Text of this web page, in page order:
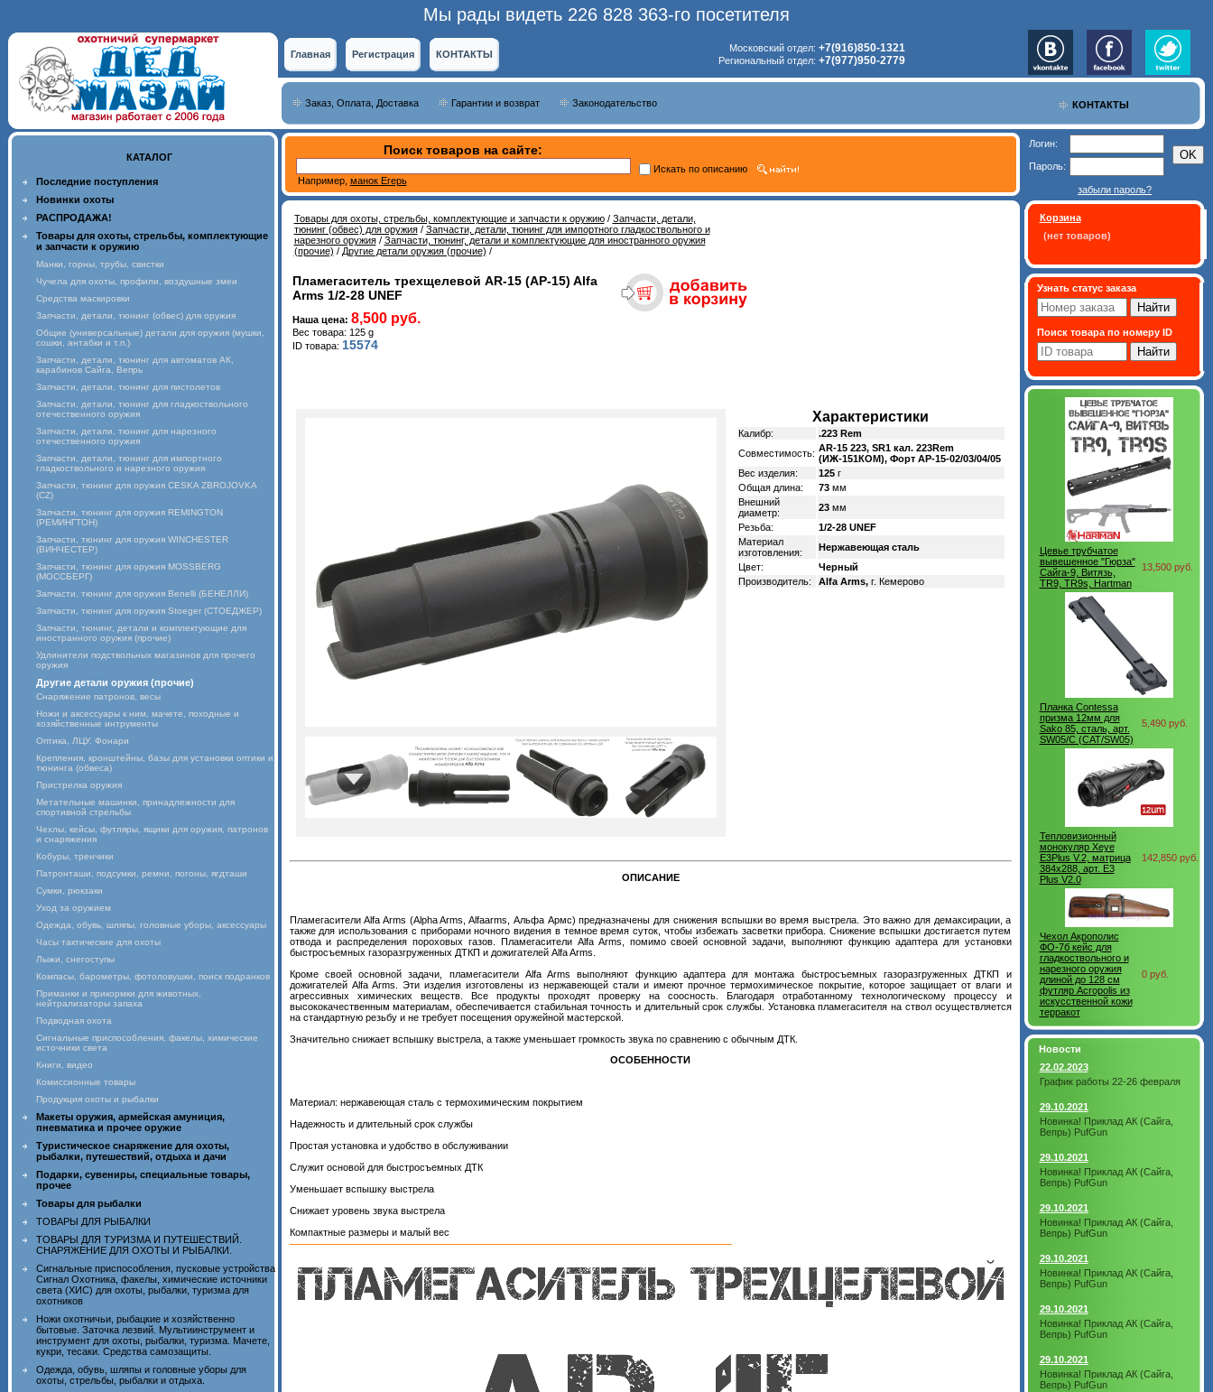
Мы рады видеть 226 828 363-го посетителя
Главная Регистрация КОНТАКТЫ
Московский отдел: +7(916)850-1321
Региональный отдел: +7(977)950-2779
КОНТАКТЫ
Заказ, Оплата, Доставка Гарантии и возврат Законодательство
КАТАЛОГ
Последние поступления
Новинки охоты
РАСПРОДАЖА!
Товары для охоты, стрельбы, комплектующие
и запчасти к оружию
Манки, горны, трубы, свистки
Чучела для охоты, профили, воздушные змеи
Средства маскировки
Запчасти, детали, тюнинг (обвес) для оружия
Общие (универсальные) детали для оружия (мушки,
сошки, антабки и т.п.)
Запчасти, детали, тюнинг для автоматов АК,
карабинов Сайга, Вепрь
Запчасти, детали, тюнинг для пистолетов
Запчасти, детали, тюнинг для гладкоствольного
отечественного оружия
Запчасти, детали, тюнинг для нарезного
отечественного оружия
Запчасти, детали, тюнинг для импортного
гладкоствольного и нарезного оружия
Запчасти, тюнинг для оружия CESKA ZBROJOVKA
(CZ)
Запчасти, тюнинг для оружия REMINGTON
(РЕМИНГТОН)
Запчасти, тюнинг для оружия WINCHESTER
(ВИНЧЕСТЕР)
Запчасти, тюнинг для оружия MOSSBERG
(МОССБЕРГ)
Запчасти, тюнинг для оружия Benelli (БЕНЕЛЛИ)
Запчасти, тюнинг для оружия Stoeger (СТОЕДЖЕР)
Запчасти, тюнинг, детали и комплектующие для
иностранного оружия (прочие)
Удлинители подствольных магазинов для прочего
оружия
Другие детали оружия (прочие)
Снаряжение патронов, весы
Ножи и аксессуары к ним, мачете, походные и
хозяйственные интрументы
Оптика, ЛЦУ, Фонари
Крепления, кронштейны, базы для установки оптики и
тюнинга (обвеса)
Пристрелка оружия
Метательные машинки, принадлежности для
спортивной стрельбы
Чехлы, кейсы, футляры, ящики для оружия, патронов
и снаряжения
Кобуры, тренчики
Патронташи, подсумки, ремни, погоны, ягдташи
Сумки, рюкзаки
Уход за оружием
Одежда, обувь, шляпы, головные уборы, аксессуары
Часы тактические для охоты
Лыжи, снегоступы
Компасы, барометры, фотоловушки, поиск подранков
Приманки и прикормки для животных,
нейтрализаторы запаха
Подводная охота
Сигнальные приспособления, факелы, химические
источники света
Книги, видео
Комиссионные товары
Продукция охоты и рыбалки
Макеты оружия, армейская амуниция,
пневматика и прочее оружие
Туристическое снаряжение для охоты,
рыбалки, путешествий, отдыха и дачи
Подарки, сувениры, специальные товары,
прочее
Товары для рыбалки
ТОВАРЫ ДЛЯ РЫБАЛКИ
ТОВАРЫ ДЛЯ ТУРИЗМА И ПУТЕШЕСТВИЙ.
СНАРЯЖЕНИЕ ДЛЯ ОХОТЫ И РЫБАЛКИ.
Сигнальные приспособления, пусковые устройства
Сигнал Охотника, факелы, химические источники
света (ХИС) для охоты, рыбалки, туризма для
охотников
Ножи охотничьи, рыбацкие и хозяйственно
бытовые. Заточка лезвий. Мультиинструмент и
инструмент для охоты, рыбалки, туризма. Мачете,
кукри, тесаки. Средства самозащиты.
Одежда, обувь, шляпы и головные уборы для
охоты, стрельбы, рыбалки и отдыха.
Поиск товаров на сайте:
Например, манок Егерь
Искать по описанию
Товары для охоты, стрельбы, комплектующие и запчасти к оружию/ Запчасти, детали,
тюнинг (обвес) для оружия/ Запчасти, детали, тюнинг для импортного гладкоствольного и
нарезного оружия/ Запчасти, тюнинг, детали и комплектующие для иностранного оружия
(прочие) / Другие детали оружия (прочие) /
Пламегаситель трехщелевой AR-15 (АР-15) Alfa
Arms 1/2-28 UNEF
Наша цена: 8,500 руб.
Вес товара: 125 g
ID товара: 15574
Характеристики
Калибр:
.223 Rem
Совместимость: AR-15 223, SR1 кал. 223Rem
(ИЖ-151КОМ), Форт АР-15-02/03/04/05
Вес изделия:
125г
Общая длина:
73 мм
Внешний
диаметр:
23 мм
Резьба:
1/2-28 UNEF
Материал
изготовления:
Нержавеющая сталь
Цвет:
Черный
Производитель:
Alfa Arms,г. Кемерово
ОПИСАНИЕ
Пламегасители Alfa Arms (Alpha Arms, Alfaarms, Альфа Армс) предназначены для снижения вспышки во время выстрела. Это важно для демаксирации, а
также для использования с приборами ночного видения в темное время суток, чтобы избежать засветки прибора. Снижение вспышки достигается путем
отвода и распределения пороховых газов. Пламегасители Alfa Arms, помимо своей основной задачи, выполняют функцию адаптера для установки
быстросъемных газоразгруженных ДТКП и дожигателей Alfa Arms.
Кроме своей основной задачи, пламегасители Alfa Arms выполняют функцию адаптера для монтажа быстросъемных газоразгруженных ДТКП и
дожигателей Alfa Arms. Эти изделия изготовлены из нержавеющей стали и имеют прочное термохимическое покрытие, которое защищает от влаги и
агрессивных химических веществ. Все продукты проходят проверку на соосность. Благодаря отработанному технологическому процессу и
высококачественным материалам, обеспечивается стабильная точность и длительный срок службы. Установка пламегасителя на ствол осуществляется
на стандартную резьбу и не требует посещения оружейной мастерской.
Значительно снижает вспышку выстрела, а также уменьшает громкость звука по сравнению с обычным ДТК.
ОСОБЕННОСТИ
Материал: нержавеющая сталь с термохимическим покрытием
Надежность и длительный срок службы
Простая установка и удобство в обслуживании
Служит основой для быстросъемных ДТК
Уменьшает вспышку выстрела
Снижает уровень звука выстрела
Компактные размеры и малый вес
Логин:
Пароль:
забыли пароль?
Корзина
(нет товаров)
Узнать статус заказа
Поиск товара по номеру ID
Цевье трубчатое
вывешенное "Гюрза"
Сайга-9, Витязь,
TR9, TR9s, Hartman
13,500 руб.
Планка Contessa
призма 12мм для
Sako 85, сталь, арт.
SW05/C (CAT/SW05)
5,490 руб.
Тепловизионный
монокуляр Xeye
E3Plus V.2, матрица
384х288, арт. E3
Plus V2.0
142,850 руб.
Чехол Акрополис
ФО-7б кейс для
гладкоствольного и
нарезного оружия
длиной до 128 см
футляр Acropolis из
искусственной кожи
терракот
0 руб.
Новости
22.02.2023
График работы 22-26 февраля
29.10.2021
Новинка! Приклад АК (Сайга,
Вепрь) PufGun
29.10.2021
Новинка! Приклад АК (Сайга,
Вепрь) PufGun
29.10.2021
Новинка! Приклад АК (Сайга,
Вепрь) PufGun
29.10.2021
Новинка! Приклад АК (Сайга,
Вепрь) PufGun
29.10.2021
Новинка! Приклад АК (Сайга,
Вепрь) PufGun
29.10.2021
Новинка! Приклад АК (Сайга,
Вепрь) PufGun